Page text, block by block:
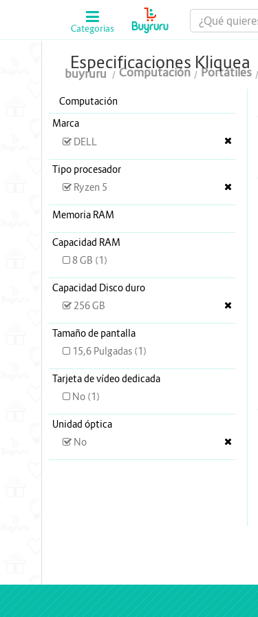
Categorias
Computación
Tablas Digitalizadoras
Celulares y Tablets
Licenciamiento y Seguridad
Accesorios
Telefonía IP
Especificaciones Kliquea
buyruru Computación Portátiles
Computación
Marca
DELL
Tipo procesador
Ryzen 5
Memoria RAM
Capacidad RAM
8 GB (1)
Capacidad Disco duro
256 GB
Tamaño de pantalla
15,6 Pulgadas (1)
Tarjeta de vídeo dedicada
No (1)
Unidad óptica
No